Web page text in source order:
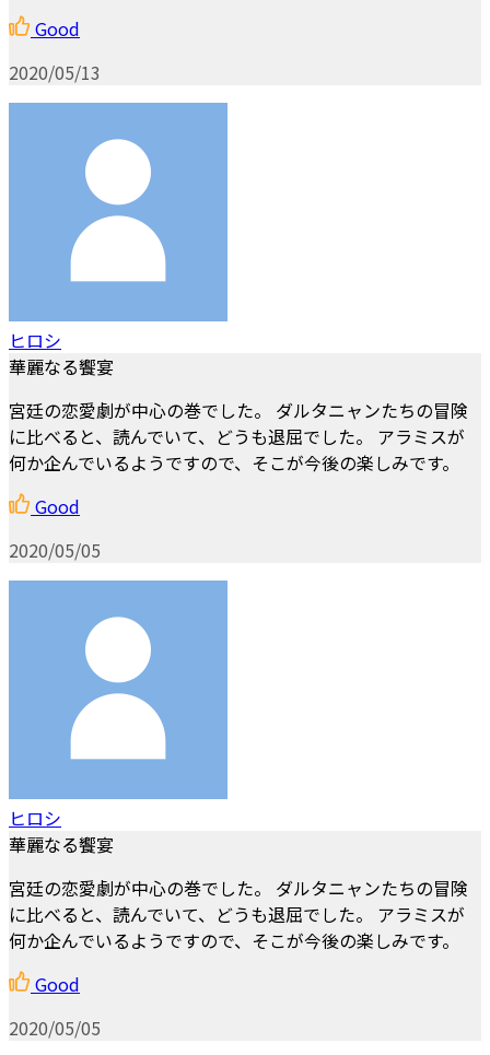
Good
2020/05/13
ヒロシ
華麗なる饗宴
宮廷の恋愛劇が中心の巻でした。 ダルタニャンたちの冒険
に比べると、読んでいて、どうも退屈でした。 アラミスが
何か企んでいるようですので、そこが今後の楽しみです。
Good
2020/05/05
ヒロシ
華麗なる饗宴
宮廷の恋愛劇が中心の巻でした。 ダルタニャンたちの冒険
に比べると、読んでいて、どうも退屈でした。 アラミスが
何か企んでいるようですので、そこが今後の楽しみです。
Good
2020/05/05